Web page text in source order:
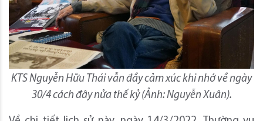
KTS Nguyễn Hữu Thái vẫn đầy cảm xúc khi nhớ về ngày
30/4 cách đây nửa thế kỷ (Ảnh: Nguyễn Xuân).